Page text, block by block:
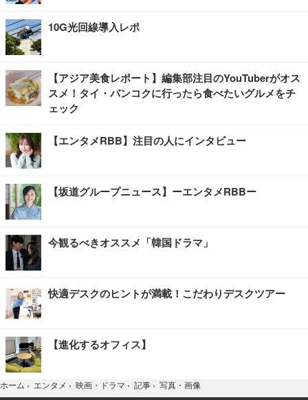
10G光回線導入レポ
【アジア美食レポート】編集部注目のYouTuberがオス
スメ！タイ・バンコクに行ったら食べたいグルメをチ
ェック
【エンタメRBB】注目の人にインタビュー
【坂道グループニュース】ーエンタメRBBー
今観るべきオススメ「韓国ドラマ」
快適デスクのヒントが満載！こだわりデスクツアー
【進化するオフィス】
ホーム › エンタメ › 映画・ドラマ › 記事 › 写真・画像